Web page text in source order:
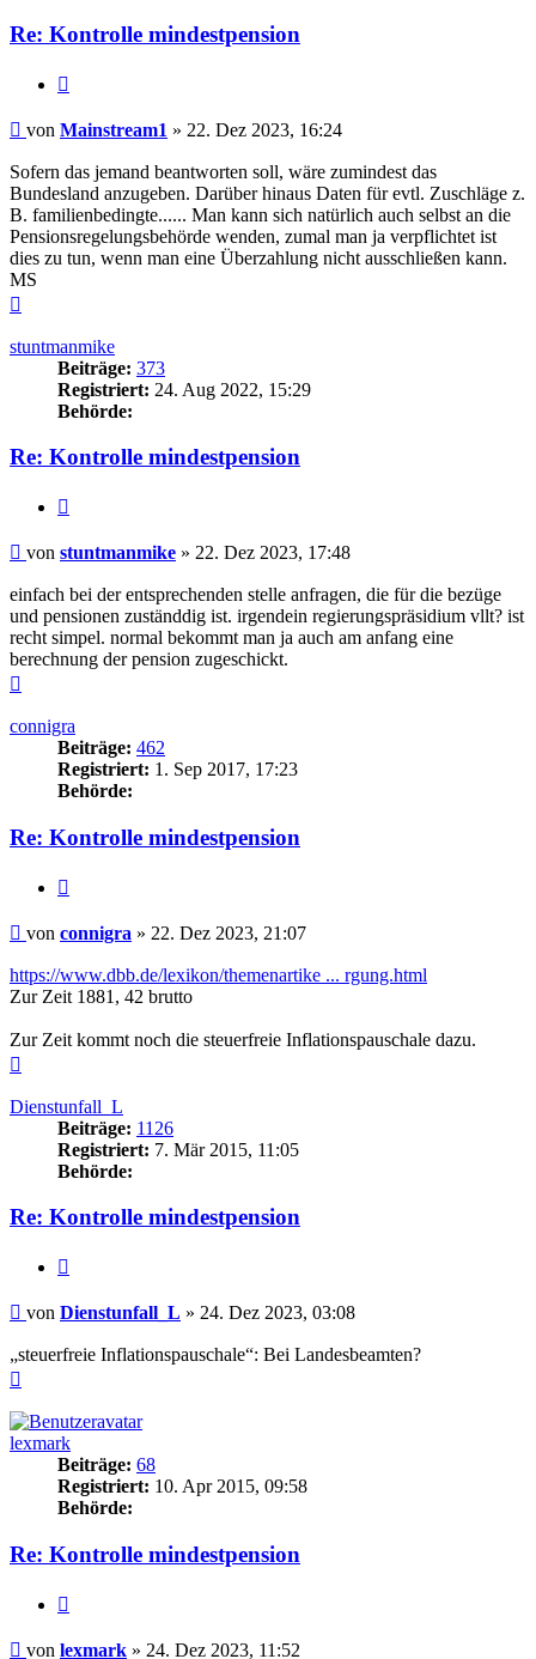
Re: Kontrolle mindestpension
Beitrag
von Mainstream1 » 22. Dez 2023, 16:24
Sofern das jemand beantworten soll, wäre zumindest das
Bundesland anzugeben. Darüber hinaus Daten für evtl. Zuschläge z.
B. familienbedingte...... Man kann sich natürlich auch selbst an die
Pensionsregelungsbehörde wenden, zumal man ja verpflichtet ist
dies zu tun, wenn man eine Überzahlung nicht ausschließen kann.
MS
stuntmanmike
Beiträge: 373
Registriert: 24. Aug 2022, 15:29
Behörde:
Re: Kontrolle mindestpension
Beitrag
von stuntmanmike » 22. Dez 2023, 17:48
einfach bei der entsprechenden stelle anfragen, die für die bezüge
und pensionen zuständdig ist. irgendein regierungspräsidium vllt? ist
recht simpel. normal bekommt man ja auch am anfang eine
berechnung der pension zugeschickt.
connigra
Beiträge: 462
Registriert: 1. Sep 2017, 17:23
Behörde:
Re: Kontrolle mindestpension
Beitrag
von connigra » 22. Dez 2023, 21:07
https://www.dbb.de/lexikon/themenartike ... rgung.html
Zur Zeit 1881, 42 brutto
Zur Zeit kommt noch die steuerfreie Inflationspauschale dazu.
Dienstunfall_L
Beiträge: 1126
Registriert: 7. Mär 2015, 11:05
Behörde:
Re: Kontrolle mindestpension
Beitrag
von Dienstunfall_L » 24. Dez 2023, 03:08
„steuerfreie Inflationspauschale“: Bei Landesbeamten?
lexmark
Beiträge: 68
Registriert: 10. Apr 2015, 09:58
Behörde:
Re: Kontrolle mindestpension
Beitrag
von lexmark » 24. Dez 2023, 11:52